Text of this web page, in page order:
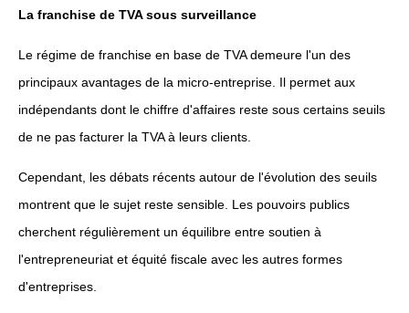
La franchise de TVA sous surveillance
Le régime de franchise en base de TVA demeure l'un des
principaux avantages de la micro-entreprise. Il permet aux
indépendants dont le chiffre d'affaires reste sous certains seuils
de ne pas facturer la TVA à leurs clients.
Cependant, les débats récents autour de l'évolution des seuils
montrent que le sujet reste sensible. Les pouvoirs publics
cherchent régulièrement un équilibre entre soutien à
l'entrepreneuriat et équité fiscale avec les autres formes
d'entreprises.